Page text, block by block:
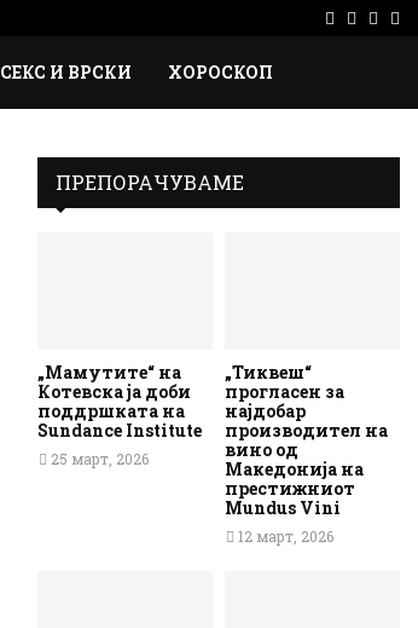
Facebook
СЕКС И ВРСКИ ХОРОСКОП
ПРЕПОРАЧУВАМЕ
„Мамутите“ на
Котевска ја доби
поддршката на
Sundance Institute
25 март, 2026
„Тиквеш“
прогласен за
најдобар
производител на
вино од
Македонија на
престижниот
Mundus Vini
12 март, 2026